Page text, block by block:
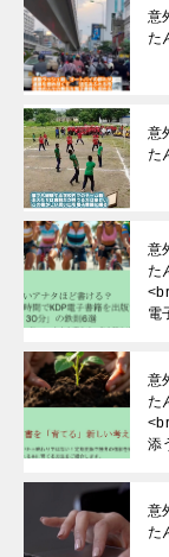
意
た
意
た
意
た
電
意
た
添
意
た